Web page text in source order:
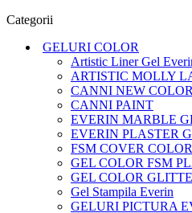
Categorii
GELURI COLOR
Artistic Liner Gel
ARTISTIC MOLLY
CANNI NEW
CANNI PAINT
EVERIN MARBLE
EVERIN PLASTER
FSM COVER
GEL COLOR FSM
GEL COLOR
Gel Stampila Everin
GELURI PICTURA